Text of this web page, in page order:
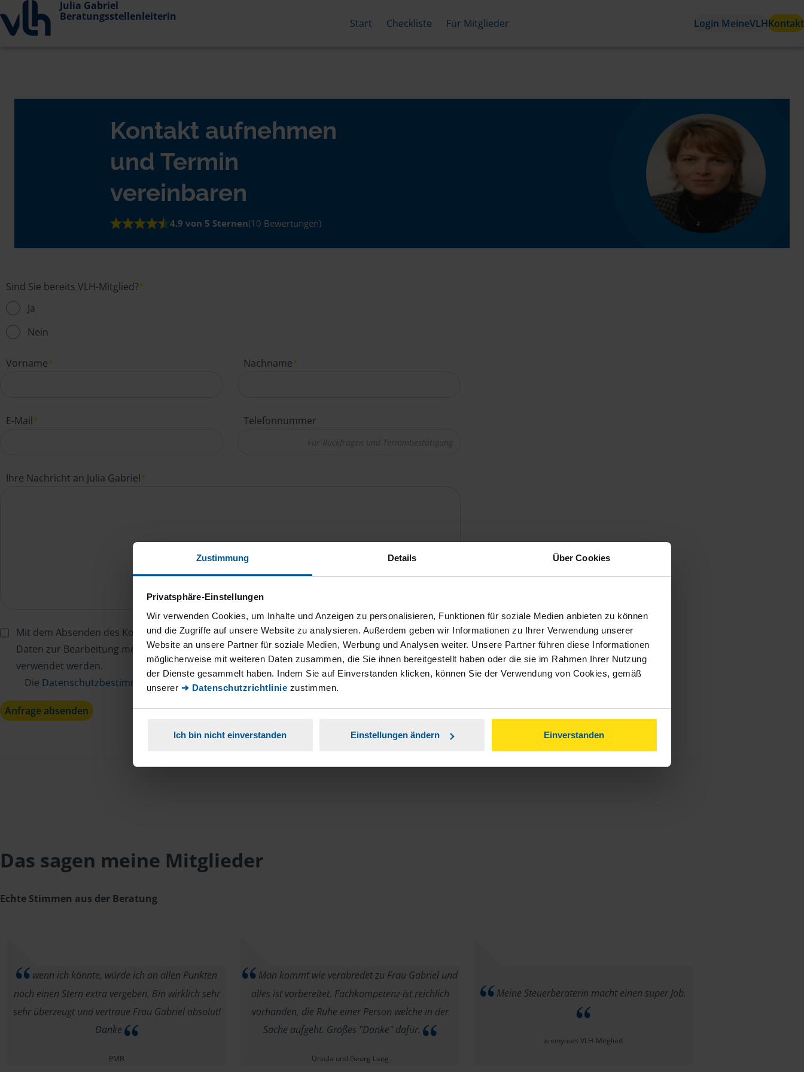
Zustimmung Details Über Cookies
Privatsphäre-Einstellungen
Wir verwenden Cookies, um Inhalte und Anzeigen zu personalisieren, Funktionen für soziale Medien anbieten zu können
und die Zugriffe auf unsere Website zu analysieren. Außerdem geben wir Informationen zu Ihrer Verwendung unserer
Website an unsere Partner für soziale Medien, Werbung und Analysen weiter. Unsere Partner führen diese Informationen
möglicherweise mit weiteren Daten zusammen, die Sie ihnen bereitgestellt haben oder die sie im Rahmen Ihrer Nutzung
der Dienste gesammelt haben. Indem Sie auf Einverstanden klicken, können Sie der Verwendung von Cookies, gemäß
unserer ➔ Datenschutzrichtlinie zustimmen.
Ich bin nicht einverstanden Einstellungen ändern Einverstanden
Julia Gabriel
Beratungsstellenleiterin
Start Checkliste Für Mitglieder Login MeineVLHKontakt
Kontakt aufnehmen
und Termin
vereinbaren
4.9 von 5 Sternen(10 Bewertungen)
Sind Sie bereits VLH-Mitglied?*
Ja
Nein
Vorname* Nachname*
E-Mail* Telefonnummer
Ihre Nachricht an Julia Gabriel*
Mit dem Absenden des Kontaktformulars erkläre ich mich damit einverstanden, dass meine
Daten zur Bearbeitung meines Anliegens sowie zur internen Analyse der Zugriffsquelle
verwendet werden.
Die Datenschutzbestimmungen habe ich zur Kenntnis genommen.
Anfrage absenden
Das sagen meine Mitglieder
Echte Stimmen aus der Beratung
wenn ich könnte, würde ich an allen Punkten
noch einen Stern extra vergeben. Bin wirklich sehr
sehr überzeugt und vertraue Frau Gabriel absolut!
Danke
PMB
Man kommt wie verabredet zu Frau Gabriel und
alles ist vorbereitet. Fachkompetenz ist reichlich
vorhanden, die Ruhe einer Person welche in der
Sache aufgeht. Großes "Danke" dafür.
Ursula und Georg Lang
Meine Steuerberaterin macht einen super Job.
anonymes VLH-Mitglied